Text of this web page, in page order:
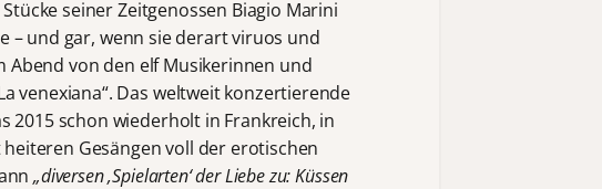
seiner Zeitgenossen Biagio Marini
– und gar, wenn sie derart viruos und
von den elf Musikerinnen und
venexiana“. Das weltweit konzertierende
2015 schon wiederholt in Frankreich, in
Gesängen voll der erotischen
„diversen ‚Spielarten‘ der Liebe zu: Küssen